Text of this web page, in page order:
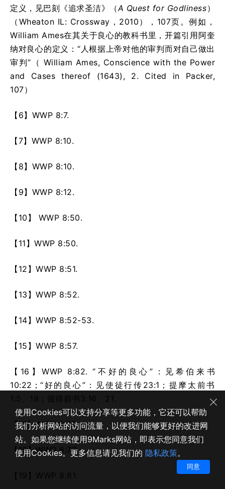
定义，见巴刻《追求圣洁》（A Quest for Godliness）
（ Wheaton IL: Crossway，2010 ），107页。例如，
William Ames在其关于良心的教科书里，开篇引用阿奎
纳对良心的定义：“人根据上帝对他的审判而对自己做出
审判”（ William Ames, Conscience with the Power
and Cases thereof (1643), 2. Cited in Packer,
107）
【6】 WWP 8:7.
【7】 WWP 8:10.
【8】 WWP 8:10.
【9】 WWP 8:12.
【10】 WWP 8:50.
【11】 WWP 8:50.
【12】 WWP 8:51.
【13】 WWP 8:52.
【14】 WWP 8:52-53.
【15】 WWP 8:57.
【16】WWP 8:82.“不好的良心”：见希伯来书
10:22；“好的良心”：见使徒行传23:1；提摩太前书
1:5、19；彼得前书3:16、21。
【17】WWP 8:77.
【18】WWP 8:77.
【19】 WWP 8:81.
使用Cookies可以支持分享等更多功能，它还可以帮助
我们分析网站的访问流量，以便我们能够更好的改进网
站。如果您继续使用9Marks网站，即表示您同意我们
使用Cookies。更多信息请见我们的 隐私政策。
同意